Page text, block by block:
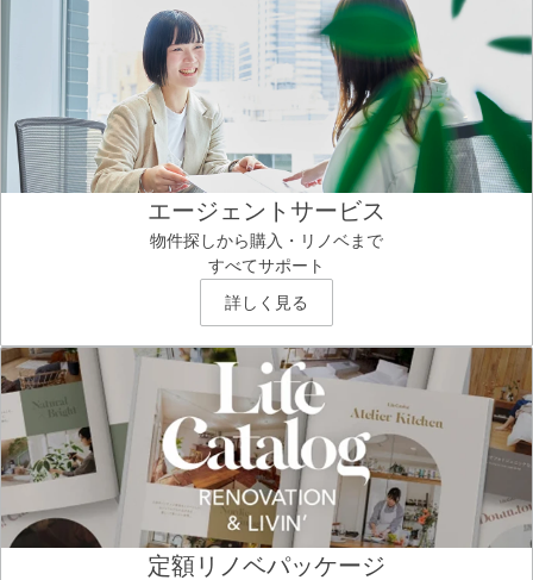
エージェントサービス
物件探しから購入・リノベまで
すべてサポート
詳しく見る
定額リノベパッケージ